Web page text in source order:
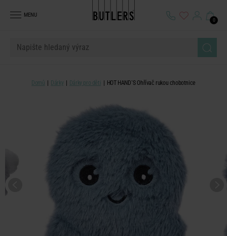
MENU
0
Domů Dárky Dárky pro děti HOT HAND`S Ohřívač rukou chobotnice